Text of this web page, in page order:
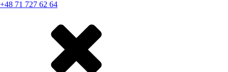
+48 71 727 62 64